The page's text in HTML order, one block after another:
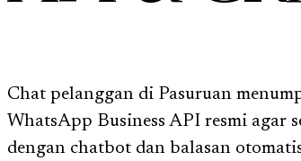
Chat pelanggan di Pasuruan
WhatsApp Business API resmi agar
dengan chatbot dan balasan